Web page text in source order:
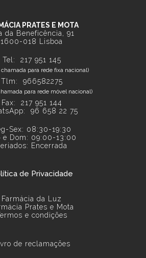
PRATES E MOTA
da Beneficência, 91
1600-018 Lisboa
Tel: 217 951 145
chamada para rede fixa nacional)
Tlm: 966582275
para rede móvel nacional)
Fax: 217 951 144
96 658 22 75
Sex: 08:30-19:30
e Dom: 09:00-13:00
Encerrada
de Privacidade
Farmácia da Luz
Prates e Mota
e condições
de reclamações